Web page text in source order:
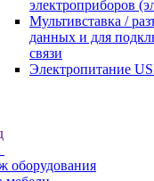
электроприборов
Мультивставка /
данных и для
связи
Электропитание
оборудования